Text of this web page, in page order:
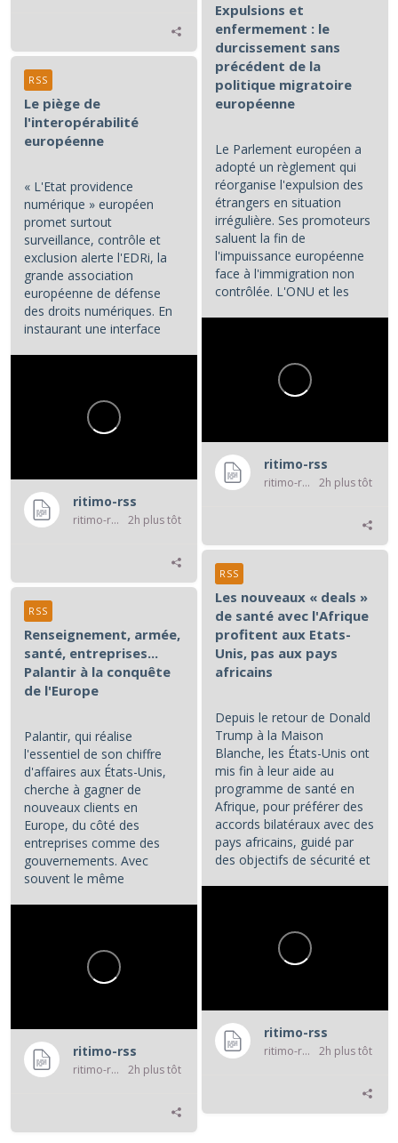
Expulsions et
enfermement : le
durcissement sans
précédent de la
politique migratoire
européenne
Le Parlement européen a
adopté un règlement qui
réorganise l'expulsion des
étrangers en situation
irrégulière. Ses promoteurs
saluent la fin de
l'impuissance européenne
face à l'immigration non
contrôlée. L'ONU et les
ritimo-rss
ritimo-rss 2h plus tôt
Le piège de
l'interopérabilité
européenne
« L'Etat providence
numérique » européen
promet surtout
surveillance, contrôle et
exclusion alerte l'EDRi, la
grande association
européenne de défense
des droits numériques. En
instaurant une interface
ritimo-rss
ritimo-rss 2h plus tôt
RSS
Les nouveaux « deals »
de santé avec l'Afrique
profitent aux Etats-
Unis, pas aux pays
africains
Depuis le retour de Donald
Trump à la Maison
Blanche, les États-Unis ont
mis fin à leur aide au
programme de santé en
Afrique, pour préférer des
accords bilatéraux avec des
pays africains, guidé par
des objectifs de sécurité et
ritimo-rss
ritimo-rss 2h plus tôt
RSS
Renseignement, armée,
santé, entreprises...
Palantir à la conquête
de l'Europe
Palantir, qui réalise
l'essentiel de son chiffre
d'affaires aux États-Unis,
cherche à gagner de
nouveaux clients en
Europe, du côté des
entreprises comme des
gouvernements. Avec
souvent le même
ritimo-rss
ritimo-rss 2h plus tôt
RSS